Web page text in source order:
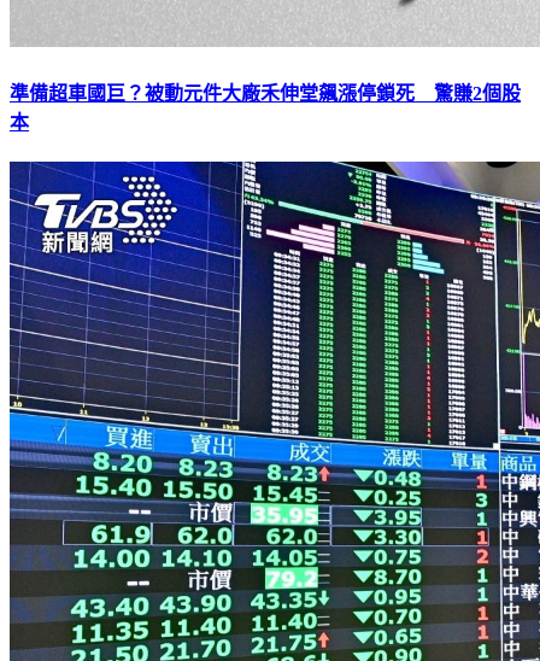
準備超車國巨？被動元件大廠禾伸堂飆漲停鎖死 驚賺2個股
本